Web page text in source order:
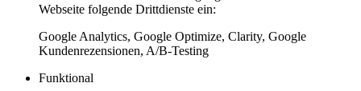
Webseite folgende Drittdienste ein:
Google Analytics, Google Optimize, Clarity, Google
Kundenrezensionen, A/B-Testing
Funktional